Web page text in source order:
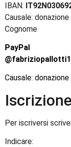
IBAN:
Causale:
Cognome
PayPal
@fabriziopallotti1
Causale:
Iscrizione
Per iscriversi
Indicare: